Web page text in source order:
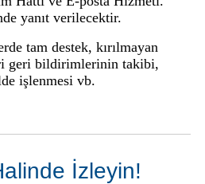
yanıt verilecektir.
tam destek, kırılmayan
geri bildirimlerinin takibi,
işlenmesi vb.
İzleyin!